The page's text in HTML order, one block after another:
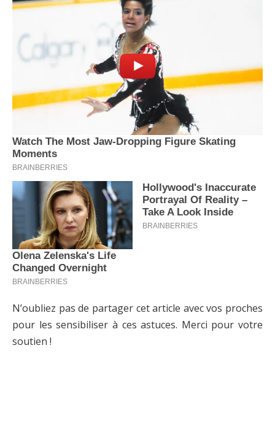
N’oubliez pas de partager cet article avec vos proches
pour les sensibiliser à ces astuces. Merci pour votre
soutien !